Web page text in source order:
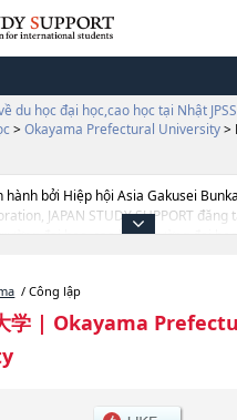
du học đại học,cao học tại Nhật JPSS
> Okayama Prefectural University>
bởi Hiệp hội Asia Gakusei
JAPAN STUDY SUPPORT
đại học, cao học, trường đại
thiết dành cho du học sinh, như là về
Computer Science
Design, thông tin về từng
như số lượng tuyển sinh, số lượng
/ Công lập
学| Okayama